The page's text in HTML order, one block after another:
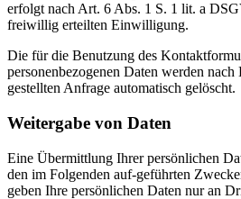
erfolgt nach Art. 6 Abs. 1 S. 1 lit. a
freiwillig erteilten Einwilligung.
Die für die Benutzung des
personenbezogenen Daten werden
gestellten Anfrage automatisch gelöscht.
Weitergabe von Daten
Eine Übermittlung Ihrer persönlichen
den im Folgenden auf-geführten
geben Ihre persönlichen Daten nur an